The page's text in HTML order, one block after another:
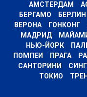
АМСТЕРДАМ
БЕРГАМО
БЕРЛИН
ВЕРОНА
ГОНКОНГ
МАДРИД
НЬЮ-ЙОРК
ПОМПЕИ
ПРАГА
САНТОРИНИ
ТОКИО